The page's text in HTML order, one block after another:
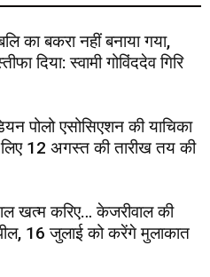
का बकरा नहीं बनाया गया,
दिया: स्वामी गोविंददेव गिरि
पोलो एसोसिएशन की याचिका
12 अगस्त की तारीख तय की
खत्म करिए… केजरीवाल की
16 जुलाई को करेंगे मुलाकात